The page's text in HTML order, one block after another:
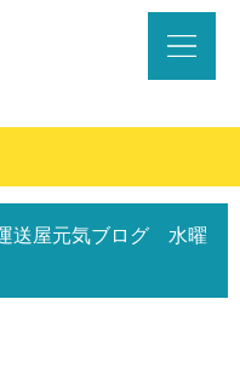
送屋元気ブログ 水曜